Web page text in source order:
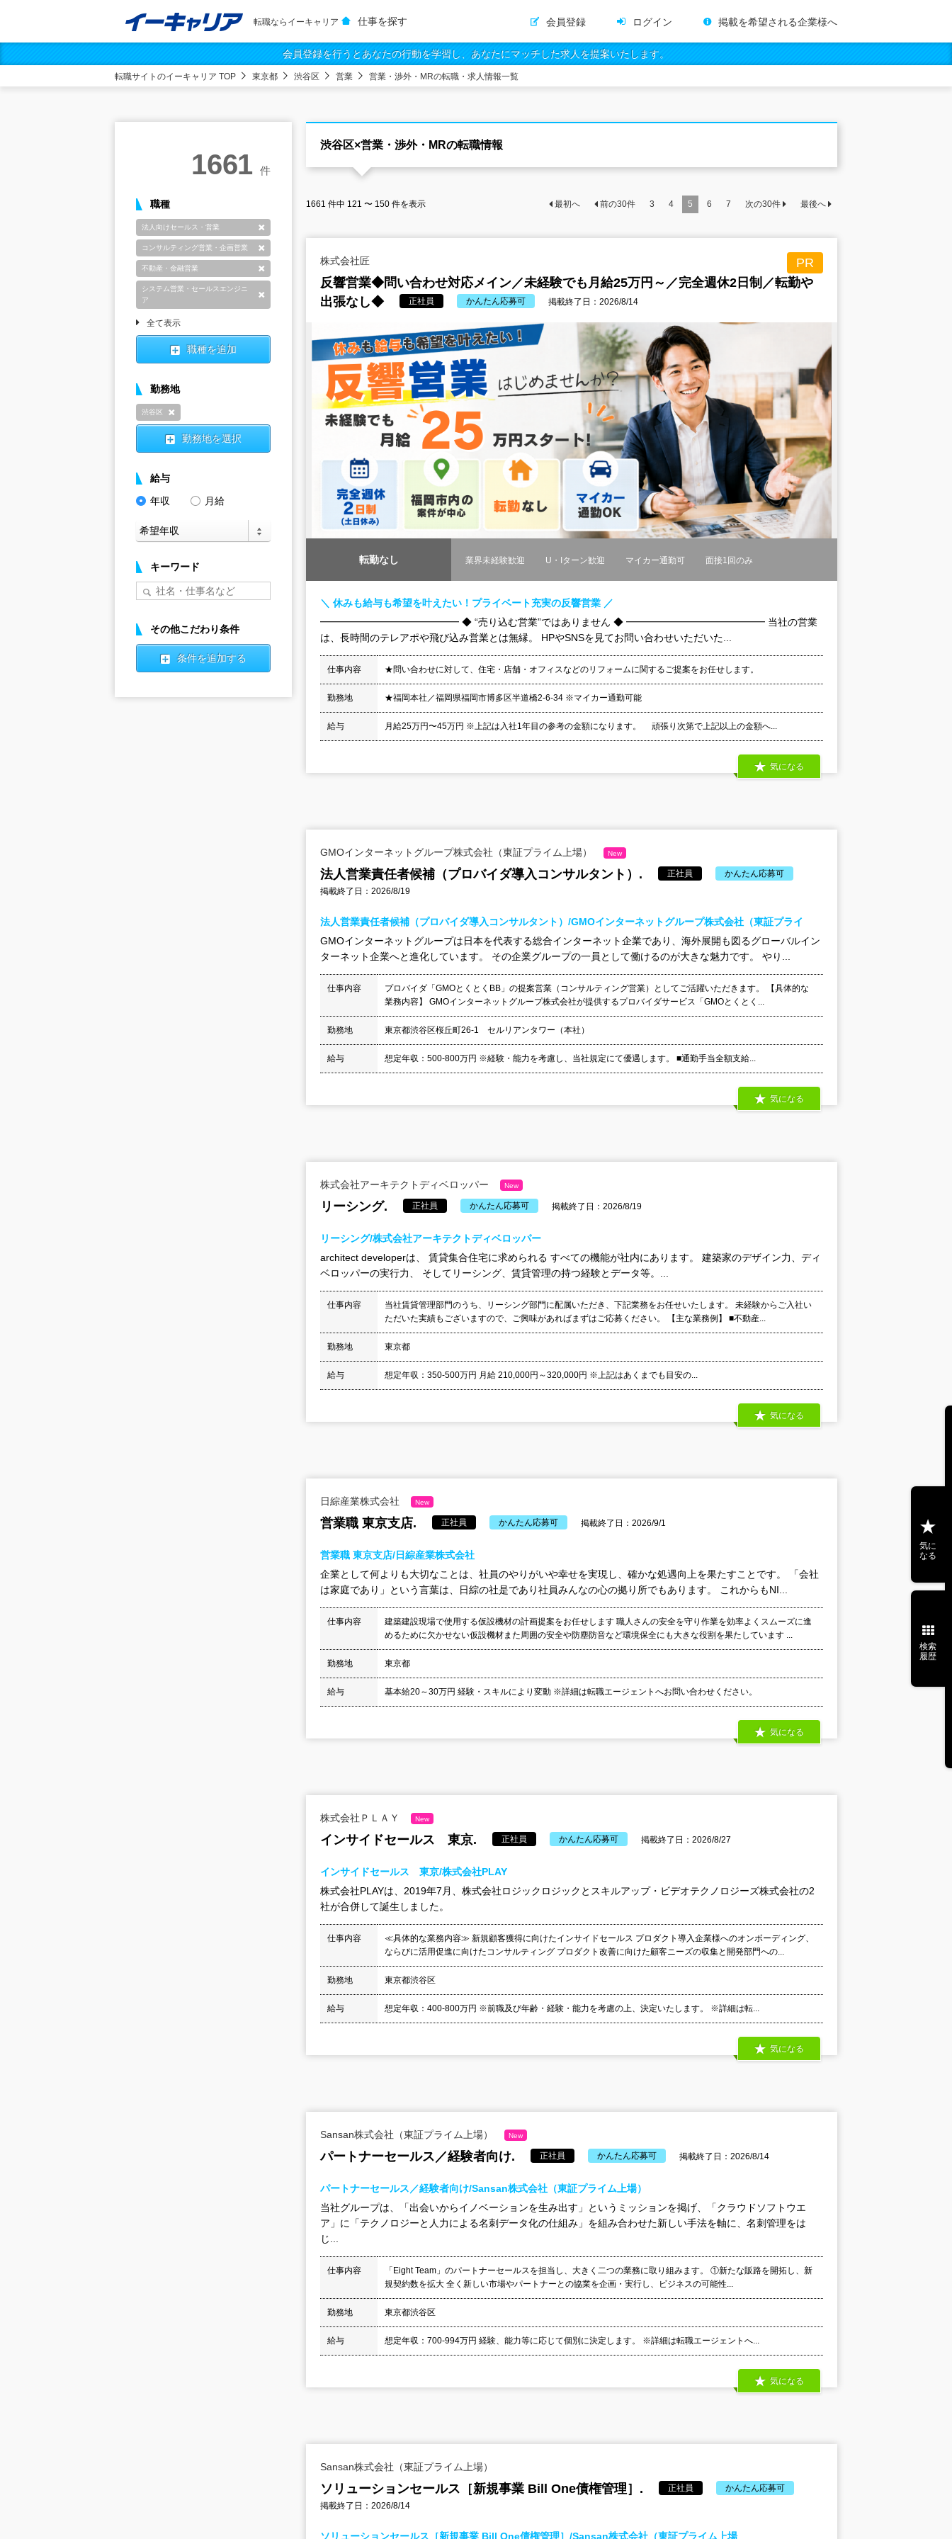
転職ならイーキャリア 仕事を探す 会員登録 ログイン 掲載を希望される企業様へ
会員登録を行うとあなたの行動を学習し、あなたにマッチした求人を提案いたします。
転職サイトのイーキャリア TOP 東京都 渋谷区 営業 営業・渉外・MRの転職・求人情報一覧
渋谷区×営業・渉外・MRの転職情報
1661 件中 121 〜 150 件を表示 最初へ 前の30件 3 4 5 6 7 次の30件 最後へ
株式会社匠
PR
反響営業◆問い合わせ対応メイン／未経験でも月給25万円～／完全週休2日制／転勤や
出張なし◆
正社員 かんたん応募可 掲載終了日：2026/8/14
転勤なし 業界未経験歓迎 U・Iターン歓迎 マイカー通勤可 面接1回のみ
＼ 休みも給与も希望を叶えたい！プライベート充実の反響営業 ／
━━━━━━━━━━━━━━ ◆ “売り込む営業”ではありません ◆ ━━━━━━━━━━━━━━ 当社の営業
は、長時間のテレアポや飛び込み営業とは無縁。 HPやSNSを見てお問い合わせいただいた...
仕事内容 ★問い合わせに対して、住宅・店舗・オフィスなどのリフォームに関するご提案をお任せします。
勤務地 ★福岡本社／福岡県福岡市博多区半道橋2-6-34 ※マイカー通勤可能
給与 月給25万円〜45万円 ※上記は入社1年目の参考の金額になります。 頑張り次第で上記以上の金額へ...
気になる
GMOインターネットグループ株式会社（東証プライム上場） New
法人営業責任者候補（プロバイダ導入コンサルタント）. 正社員
かんたん応募可
掲載終了日：2026/8/19
法人営業責任者候補（プロバイダ導入コンサルタント）/GMOインターネットグループ株式会社（東証プライ
GMOインターネットグループは日本を代表する総合インターネット企業であり、海外展開も図るグローバルイン
ターネット企業へと進化しています。 その企業グループの一員として働けるのが大きな魅力です。 やり...
仕事内容
プロバイダ「GMOとくとくBB」の提案営業（コンサルティング営業）としてご活躍いただきます。 【具体的な
業務内容】 GMOインターネットグループ株式会社が提供するプロバイダサービス「GMOとくとく...
勤務地 東京都渋谷区桜丘町26-1 セルリアンタワー（本社）
給与 想定年収：500-800万円 ※経験・能力を考慮し、当社規定にて優遇します。 ■通勤手当全額支給...
気になる
株式会社アーキテクトディベロッパー New
リーシング. 正社員 かんたん応募可 掲載終了日：2026/8/19
リーシング/株式会社アーキテクトディベロッパー
architect developerは、 賃貸集合住宅に求められる すべての機能が社内にあります。 建築家のデザイン力、ディ
ベロッパーの実行力、 そしてリーシング、賃貸管理の持つ経験とデータ等。...
仕事内容
当社賃貸管理部門のうち、リーシング部門に配属いただき、下記業務をお任せいたします。 未経験からご入社い
ただいた実績もございますので、ご興味があればまずはご応募ください。 【主な業務例】 ■不動産...
勤務地 東京都
給与 想定年収：350-500万円 月給 210,000円～320,000円 ※上記はあくまでも目安の...
気になる
日綜産業株式会社 New
営業職 東京支店. 正社員 かんたん応募可 掲載終了日：2026/9/1
営業職 東京支店/日綜産業株式会社
企業として何よりも大切なことは、社員のやりがいや幸せを実現し、確かな処遇向上を果たすことです。 「会社
は家庭であり」という言葉は、日綜の社是であり社員みんなの心の拠り所でもあります。 これからもNI...
仕事内容
建築建設現場で使用する仮設機材の計画提案をお任せします 職人さんの安全を守り作業を効率よくスムーズに進
めるために欠かせない仮設機材また周囲の安全や防塵防音など環境保全にも大きな役割を果たしています ...
勤務地 東京都
給与 基本給20～30万円 経験・スキルにより変動 ※詳細は転職エージェントへお問い合わせください。
気になる
株式会社ＰＬＡＹ New
インサイドセールス 東京. 正社員 かんたん応募可 掲載終了日：2026/8/27
インサイドセールス 東京/株式会社PLAY
株式会社PLAYは、2019年7月、株式会社ロジックロジックとスキルアップ・ビデオテクノロジーズ株式会社の2
社が合併して誕生しました。
仕事内容
≪具体的な業務内容≫ 新規顧客獲得に向けたインサイドセールス プロダクト導入企業様へのオンボーディング、
ならびに活用促進に向けたコンサルティング プロダクト改善に向けた顧客ニーズの収集と開発部門への...
勤務地 東京都渋谷区
給与 想定年収：400-800万円 ※前職及び年齢・経験・能力を考慮の上、決定いたします。 ※詳細は転...
気になる
Sansan株式会社（東証プライム上場） New
パートナーセールス／経験者向け. 正社員 かんたん応募可 掲載終了日：2026/8/14
パートナーセールス／経験者向け/Sansan株式会社（東証プライム上場）
当社グループは、「出会いからイノベーションを生み出す」というミッションを掲げ、「クラウドソフトウエ
ア」に「テクノロジーと人力による名刺データ化の仕組み」を組み合わせた新しい手法を軸に、名刺管理をは
じ...
仕事内容
「Eight Team」のパートナーセールスを担当し、大きく二つの業務に取り組みます。 ①新たな販路を開拓し、新
規契約数を拡大 全く新しい市場やパートナーとの協業を企画・実行し、ビジネスの可能性...
勤務地 東京都渋谷区
給与 想定年収：700-994万円 経験、能力等に応じて個別に決定します。 ※詳細は転職エージェントへ...
気になる
Sansan株式会社（東証プライム上場）
ソリューションセールス［新規事業 Bill One債権管理］. 正社員
かんたん応募可
掲載終了日：2026/8/14
ソリューションセールス［新規事業 Bill One債権管理］/Sansan株式会社（東証プライム上場
1661 件
職種
法人向けセールス・営業
コンサルティング営業・企画営業
不動産・金融営業
システム営業・セールスエンジニ
ア
全て表示
職種を追加
勤務地
渋谷区
勤務地を選択
給与
年収
月給
キーワード
その他こだわり条件
条件を追加する
気に
なる
検索
履歴